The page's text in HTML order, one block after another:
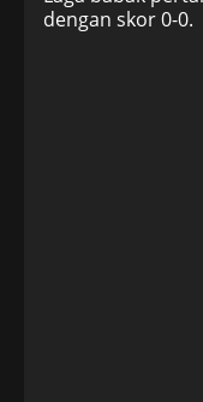
dengan skor 0-0.